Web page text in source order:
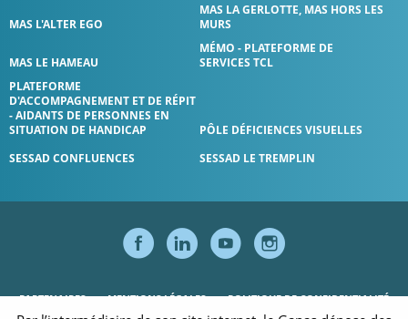
MAS L'ALTER EGO
MAS LA GERLOTTE, MAS HORS LES
MURS
MAS LE HAMEAU
MÉMO - PLATEFORME DE
SERVICES TCL
PLATEFORME
D'ACCOMPAGNEMENT ET DE RÉPIT
- AIDANTS DE PERSONNES EN
SITUATION DE HANDICAP
PÔLE DÉFICIENCES VISUELLES
SESSAD CONFLUENCES
SESSAD LE TREMPLIN
SUIVEZ-NOUS
SUIVEZ-
SUIVEZ-
PARTENAIRES MENTIONS LÉGALES POLITIQUE DE CONFIDENTIALITÉ